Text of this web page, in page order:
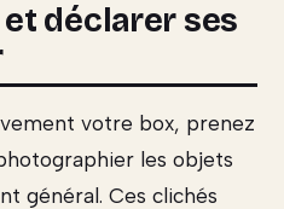
déclarer ses
votre box, prenez
les objets
général. Ces clichés